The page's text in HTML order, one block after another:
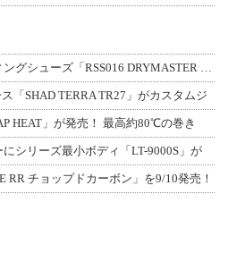
アールエスタイチの新ライディングシューズ「RSS016 DRYMASTER スト
「SHAD TERRA TR27」がカスタムジ
HEAT」が発売！ 最高約80℃の巻き
にシリーズ最小ボディ「LT-9000S」が
RR チョップドカーボン」を9/10発売！